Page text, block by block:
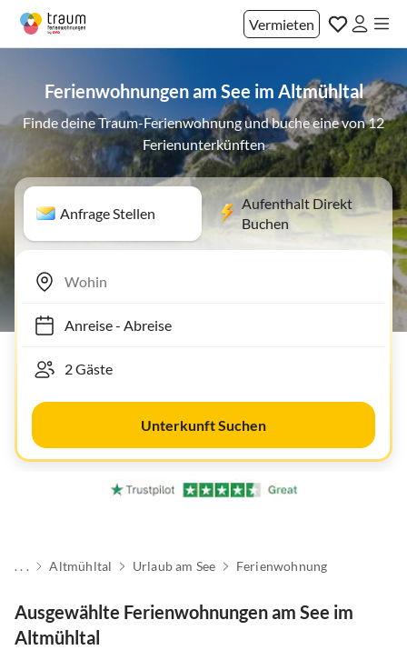
Vermieten
Ferienwohnungen am See im Altmühltal
Finde deine Traum-Ferienwohnung und buche eine von 12
Ferienunterkünften
Anfrage Stellen
Aufenthalt Direkt
Buchen
Anreise- Abreise
Unterkunft Suchen
. . . Altmühltal Urlaub am See Ferienwohnung
Ausgewählte Ferienwohnungen am See im
Altmühltal